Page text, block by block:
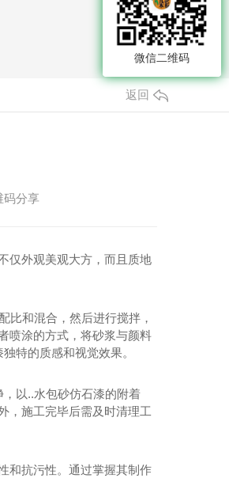
返回
码分享
仅外观美观大方，而且质地
比和混合，然后进行搅拌，
喷涂的方式，将砂浆与颜料
特的质感和视觉效果。
以..水包砂仿石漆的附着
，施工完毕后需及时清理工
和抗污性。通过掌握其制作
微信二维码